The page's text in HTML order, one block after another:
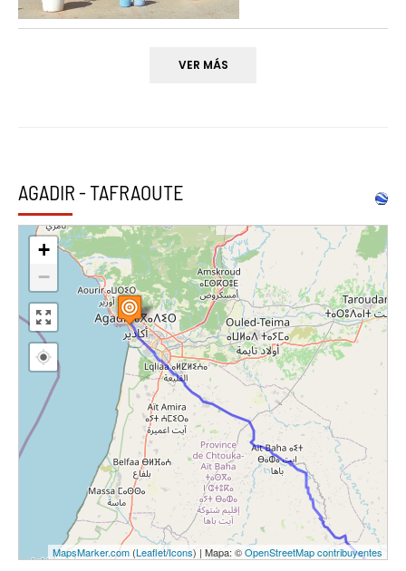
VER MÁS
AGADIR - TAFRAOUTE
+
−
MapsMarker.com (Leaflet/Icons) | Mapa: ©OpenStreetMap contribuyentes